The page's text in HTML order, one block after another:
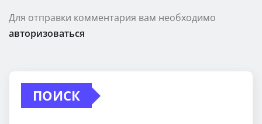
Для отправки комментария вам необходимо
авторизоваться
ПОИСК